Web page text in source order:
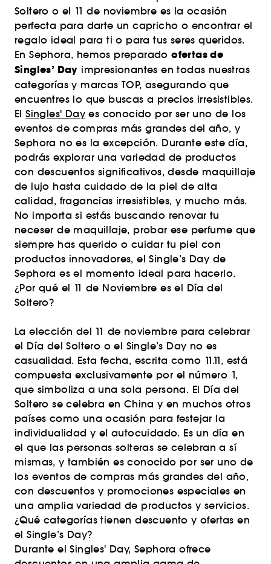
Soltero o el 11 de noviembre es la ocasión
perfecta para darte un capricho o encontrar el
regalo ideal para ti o para tus seres queridos.
En Sephora, hemos preparadoofertas de
Singles’ Day impresionantes en todas nuestras
categorías y marcas TOP, asegurando que
encuentres lo que buscas a precios irresistibles.
ElSingles' Day es conocido por ser uno de los
eventos de compras más grandes del año, y
Sephora no es la excepción. Durante este día,
podrás explorar una variedad de productos
con descuentos significativos, desde maquillaje
de lujo hasta cuidado de la piel de alta
calidad, fragancias irresistibles, y mucho más.
No importa si estás buscando renovar tu
neceser de maquillaje, probar ese perfume que
siempre has querido o cuidar tu piel con
productos innovadores, el Single’s Day de
Sephora es el momento ideal para hacerlo.
¿Por qué el 11 de Noviembre es el Día del
Soltero?
La elección del 11 de noviembre para celebrar
el Día del Soltero o el Single’s Day no es
casualidad. Esta fecha, escrita como 11.11, está
compuesta exclusivamente por el número 1,
que simboliza a una sola persona. El Día del
Soltero se celebra en China y en muchos otros
países como una ocasión para festejar la
individualidad y el autocuidado. Es un día en
el que las personas solteras se celebran a sí
mismas, y también es conocido por ser uno de
los eventos de compras más grandes del año,
con descuentos y promociones especiales en
una amplia variedad de productos y servicios.
¿Qué categorías tienen descuento y ofertas en
el Single’s Day?
Durante el Singles' Day, Sephora ofrece